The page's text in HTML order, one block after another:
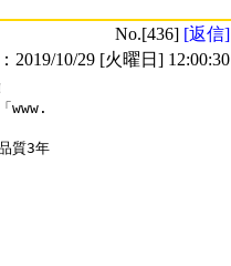
No.[436] [返信]
2019/10/29 [火曜日] 12:00:30
www.
質3年